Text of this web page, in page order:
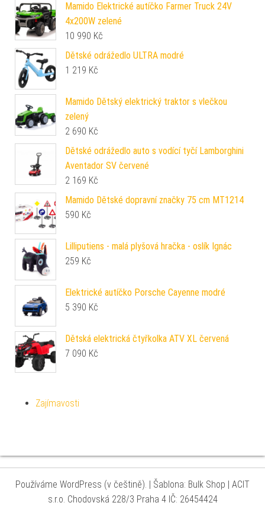
Mamido Elektrické autíčko Farmer Truck 24V
4x200W zelené
10 990 Kč
Dětské odrážedlo ULTRA modré
1 219 Kč
Mamido Dětský elektrický traktor s vlečkou
zelený
2 690 Kč
Dětské odrážedlo auto s vodící tyčí Lamborghini
Aventador SV červené
2 169 Kč
Mamido Dětské dopravní značky 75 cm MT1214
590 Kč
Lilliputiens - malá plyšová hračka - oslík Ignác
259 Kč
Elektrické autíčko Porsche Cayenne modré
5 390 Kč
Dětská elektrická čtyřkolka ATV XL červená
7 090 Kč
Zajímavosti
Používáme WordPress (v češtině). Šablona: Bulk Shop
| ACIT
s.r.o. Chodovská 228/3 Praha 4 IČ: 26454424